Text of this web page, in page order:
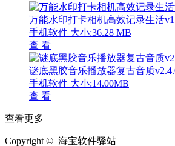
万能水印打卡相机高效记录生活
手机软件 大小:36.28 MB
查 看
谜底黑胶音乐播放器复古音质
手机软件 大小:14.00MB
查 看
查看更多
Copyright © 海宝软件驿站